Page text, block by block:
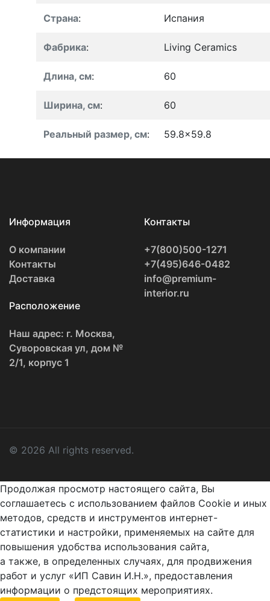
Страна: Испания
Фабрика: Living Ceramics
Длина, см: 60
Ширина, см: 60
Реальный размер, см: 59.8x59.8
Информация
О компании
Контакты
Доставка
Контакты
+7(800)500-1271
+7(495)646-0482
info@premium-
interior.ru
Расположение
Наш адрес: г. Москва,
Суворовская ул, дом №
2/1, корпус 1
© 2026 All rights reserved.
Продолжая просмотр настоящего сайта, Вы
соглашаетесь с использованием файлов Cookie и иных
методов, средств и инструментов интернет-
статистики и настройки, применяемых на сайте для
повышения удобства использования сайта,
а также, в определенных случаях, для продвижения
работ и услуг «ИП Савин И.Н.», предоставления
информации о предстоящих мероприятиях.